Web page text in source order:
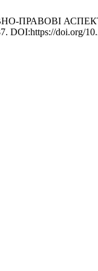
ПРАВОВІ
DOI:https://doi.org/